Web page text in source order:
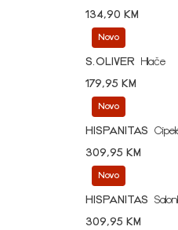
134,90 KM
Novo
S.OLIVER
Hlače
179,95 KM
Novo
HISPANITAS
309,95 KM
Novo
HISPANITAS
309,95 KM